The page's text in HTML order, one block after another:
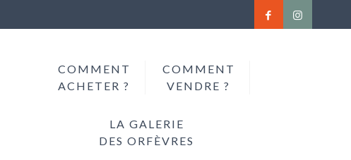
COMMENT
ACHETER ?
COMMENT
VENDRE ?
LA GALERIE
DES ORFÈVRES